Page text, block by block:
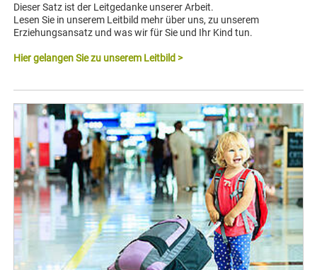
Dieser Satz ist der Leitgedanke unserer Arbeit.
Lesen Sie in unserem Leitbild mehr über uns, zu unserem
Erziehungsansatz und was wir für Sie und Ihr Kind tun.
Hier gelangen Sie zu unserem Leitbild >